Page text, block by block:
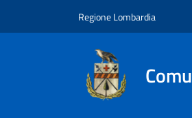
Regione Lombardia